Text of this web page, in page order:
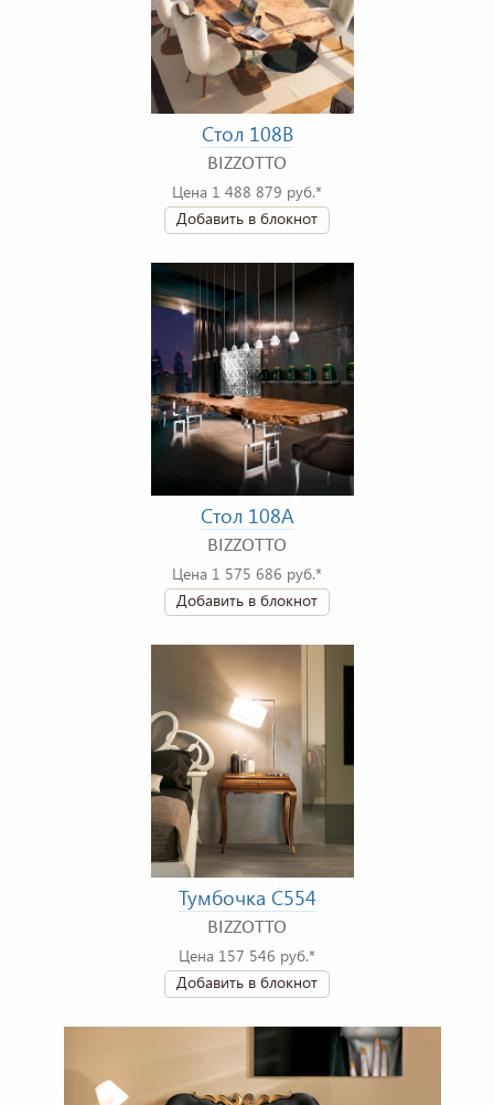
Стол 108B
BIZZOTTO
Цена 1 488 879 руб.*
Добавить в блокнот
Стол 108A
BIZZOTTO
Цена 1 575 686 руб.*
Добавить в блокнот
Тумбочка C554
BIZZOTTO
Цена 157 546 руб.*
Добавить в блокнот